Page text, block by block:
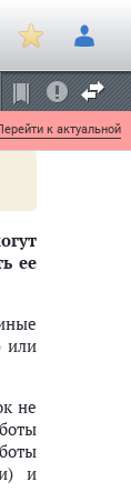
к актуальной
ее
или
не
и